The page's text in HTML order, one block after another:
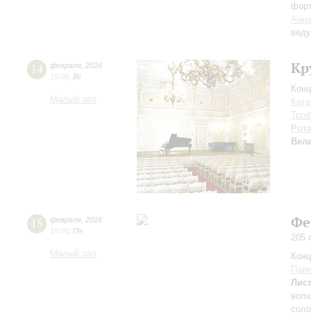
14 февраля 2016
19:00 Вс
Малый зал
Рота
15 февраля 2016
19:00 Пн
Малый зал
205
Лист